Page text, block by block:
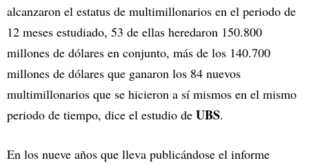
alcanzaron el estatus de multimillonarios en el periodo de
12 meses estudiado, 53 de ellas heredaron 150.800
millones de dólares en conjunto, más de los 140.700
millones de dólares que ganaron los 84 nuevos
multimillonarios que se hicieron a sí mismos en el mismo
periodo de tiempo, dice el estudio de UBS.
En los nueve años que lleva publicándose el informe